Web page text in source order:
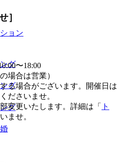
ョン
グ
グ
グ
］
〜18:00
場合は営業）
る場合がございます。開催日は
ださいませ。
変更いたします。詳細は「
ト
ませ。